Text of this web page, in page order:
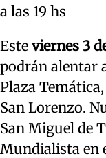
a las 19 hs
Este viernes 3
podrán alentar
Plaza
San Lorenzo.
San Miguel de
Mundialista en